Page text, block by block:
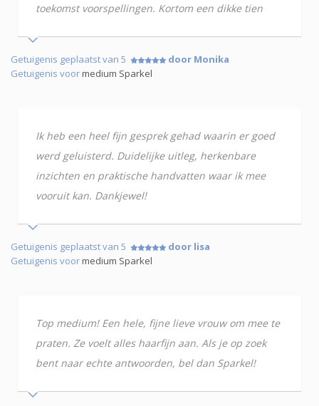
toekomst voorspellingen. Kortom een dikke tien
Getuigenis geplaatst van 5
door Monika
Getuigenis voormedium Sparkel
Ik heb een heel fijn gesprek gehad waarin er goed
werd geluisterd. Duidelijke uitleg, herkenbare
inzichten en praktische handvatten waar ik mee
vooruit kan. Dankjewel!
Getuigenis geplaatst van 5
door lisa
Getuigenis voormedium Sparkel
Top medium! Een hele, fijne lieve vrouw om mee te
praten. Ze voelt alles haarfijn aan. Als je op zoek
bent naar echte antwoorden, bel dan Sparkel!